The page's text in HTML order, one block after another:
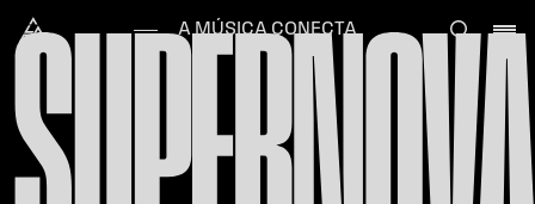
Alataj
A MÚSICA CONECTA